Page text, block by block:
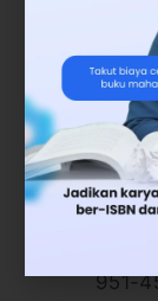
terbitan
yang
Berikut
dari
:
951-